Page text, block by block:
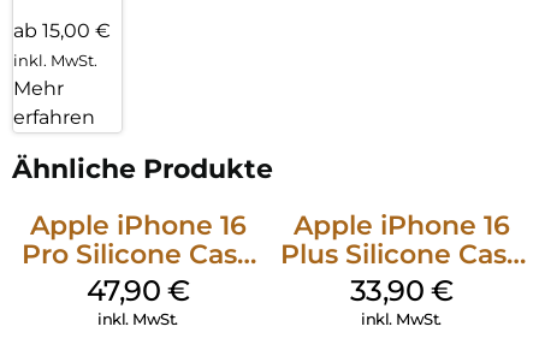
ab 15,00 €
inkl. MwSt.
Mehr
erfahren
Ähnliche Produkte
Apple iPhone 16
Pro Silicone Case
MagSafe Denim
47,90 €
inkl. MwSt.
Apple iPhone 16
Plus Silicone Case
MagSafe Lake
Green
33,90 €
inkl. MwSt.